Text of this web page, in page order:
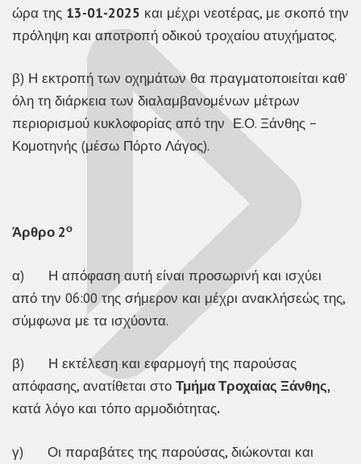
ώρα της 13-01-2025 και μέχρι νεοτέρας, με σκοπό την
πρόληψη και αποτροπή οδικού τροχαίου ατυχήματος.
β) Η εκτροπή των οχημάτων θα πραγματοποιείται καθ’
όλη τη διάρκεια των διαλαμβανομένων μέτρων
περιορισμού κυκλοφορίας από την Ε.Ο. Ξάνθης –
Κομοτηνής (μέσω Πόρτο Λάγος).
Άρθρο 2ο
α) Η απόφαση αυτή είναι προσωρινή και ισχύει
από την 06:00 της σήμερον και μέχρι ανακλήσεώς της,
σύμφωνα με τα ισχύοντα.
β) Η εκτέλεση και εφαρμογή της παρούσας
απόφασης, ανατίθεται στο Τμήμα Τροχαίας Ξάνθης,
κατά λόγο και τόπο αρμοδιότητας.
γ) Οι παραβάτες της παρούσας, διώκονται και